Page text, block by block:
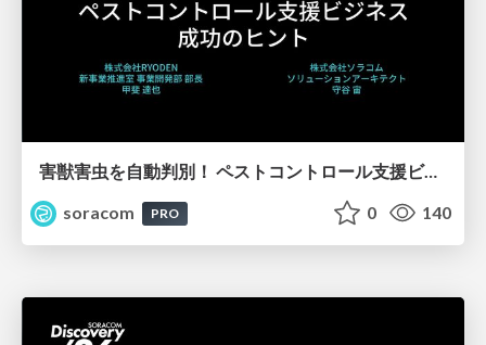
害獣害虫を自動判別！ ペストコントロール支援ビジネス成功のヒント【SORACOM Discovery 2026】
soracom
PRO 0 140